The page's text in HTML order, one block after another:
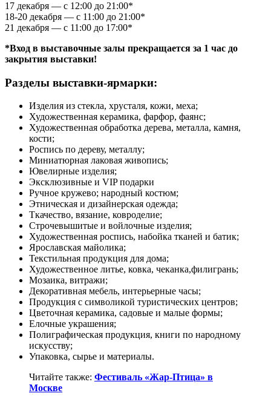
17 декабря — с 12:00 до 21:00*
18-20 декабря — с 11:00 до 21:00*
21 декабря — с 11:00 до 17:00*
*Вход в выставочные залы прекращается за 1 час до
закрытия выставки!
Разделы выставки-ярмарки:
Изделия из стекла, хрусталя, кожи, меха;
Художественная керамика, фарфор, фаянс;
Художественная обработка дерева, металла, камня,
кости;
Роспись по дереву, металлу;
Миниатюрная лаковая живопись;
Ювелирные изделия;
Эксклюзивные и VIP подарки
Ручное кружево; народный костюм;
Этническая и дизайнерская одежда;
Ткачество, вязание, ковроделие;
Строчевышитые и войлочные изделия;
Художественная роспись, набойка тканей и батик;
Ярославская майолика;
Текстильная продукция для дома;
Художественное литье, ковка, чеканка,филигрань;
Мозаика, витражи;
Декоративная мебель, интерьерные часы;
Продукция с символикой туристических центров;
Цветочная керамика, садовые и малые формы;
Елочные украшения;
Полиграфическая продукция, книги по народному
искусству;
Упаковка, сырье и материалы.
Читайте также: Фестиваль «Жар-Птица» в
Москве